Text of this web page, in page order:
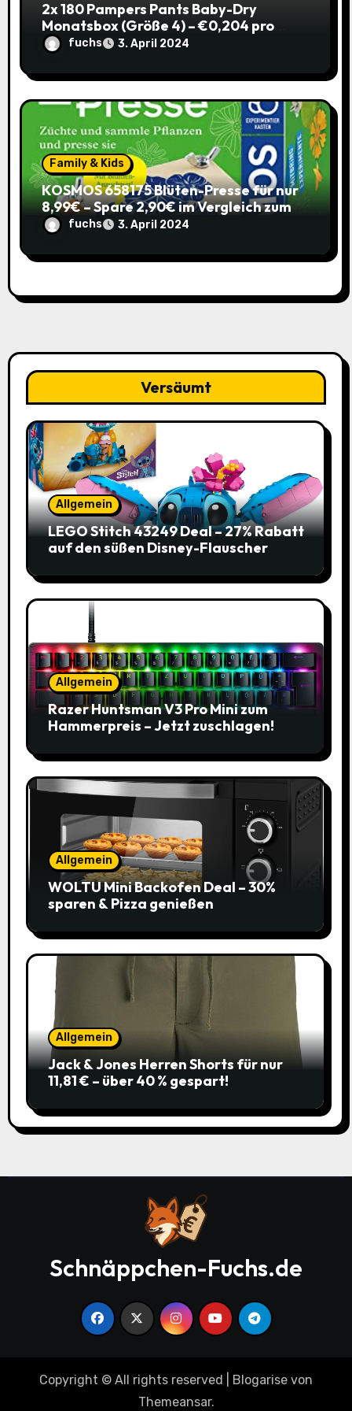
2x 180 Pampers Pants Baby-Dry
Monatsbox (Größe 4) – €0,204 pro
Pants (Sparabo) – Spare €38,39
fuchs 3. April 2024
Family & Kids
KOSMOS 658175 Blüten-Presse für nur
8,99€ – Spare 2,90€ im Vergleich zum
alten Preis!
fuchs 3. April 2024
Versäumt
Allgemein
LEGO Stitch 43249 Deal – 27% Rabatt
auf den süßen Disney-Flauscher
Allgemein
Razer Huntsman V3 Pro Mini zum
Hammerpreis – Jetzt zuschlagen!
Allgemein
WOLTU Mini Backofen Deal – 30%
sparen & Pizza genießen
Allgemein
Jack & Jones Herren Shorts für nur
11,81 € – über 40 % gespart!
Schnäppchen-Fuchs.de
Copyright © All rights reserved Blogarise von
Themeansar.